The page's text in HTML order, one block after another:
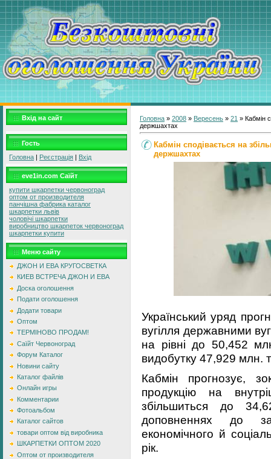
Вхід на сайт
Гость
Головна | Реєстрація | Вхід
eve1in.com Саїйт
купити шкарпетки червоноград
оптом от производителя
панчішна фабрика каталог
шкарпетки львів
чоловічі шкарпетки
виробництво шкарпеток червоноград
шкарпетки купити
Меню сайту
ДЖОН И ЕВА КРУГОСВЕТКА
КИЕВ ВСТРЕЧА ДЖОН И ЕВА
Доска оголошення
Подати оголошення
Додати товари
Оптом
ТЕРМІНОВО ПРОДАМ!
Саїйт Червоноград
Форум Каталог
Новини сайту
Каталог файлів
Онлайн игры
Комментарии
Фотоальбом
Каталог сайтов
товари оптом від виробника
ШКАРПЕТКИ ОПТОМ 2020
Оптом от производителя
Головна » 2008 » Вересень » 21 » Кабмін
держшахтах
Кабмін сподівається на
держшахтах
Український уряд
вугілля державними
на рівні до 50,452
видобутку 47,929 млн.
Кабмін прогнозує,
продукцію на
збільшиться до
доповненнях до
економічного й
рік.